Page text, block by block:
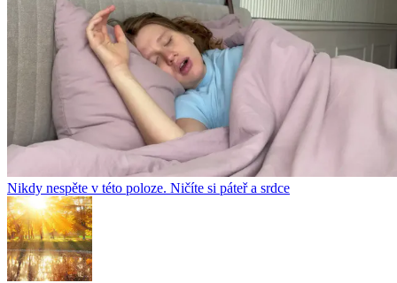
Nikdy nespěte v této poloze. Ničíte si páteř a srdce